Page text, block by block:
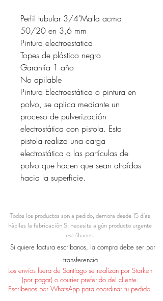
Perfil tubular 3/4"Malla acma
50/20 en 3,6 mm
Pintura electroestatica
Topes de plástico negro
Garantía 1 año
No apilable
Pintura Electroestática o pintura en
polvo, se aplica mediante un
proceso de pulverización
electrostática con pistola. Esta
pistola realiza una carga
electrostática a las partículas de
polvo que hacen que sean atraídas
hacia la superficie.
Todos los productos son a pedido, demora desde 15 días
hábiles la fabricación.Si necesita algún producto urgente
escríbanos.
Si quiere factura escríbanos, la compra debe ser por
transferencia.
Los envíos fuera de Santiago se realizan por Starken
(por pagar) o courier preferido del cliente.
Escríbenos por WhatsApp para coordinar tu pedido.